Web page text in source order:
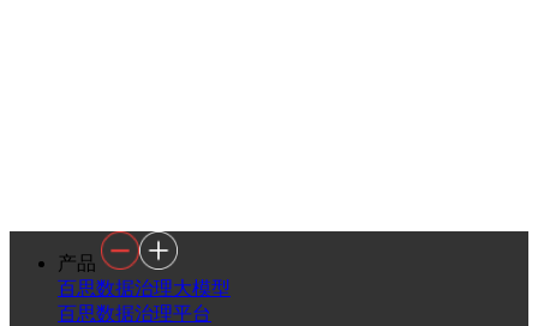
产品
百思数据治理大模型
百思数据治理平台